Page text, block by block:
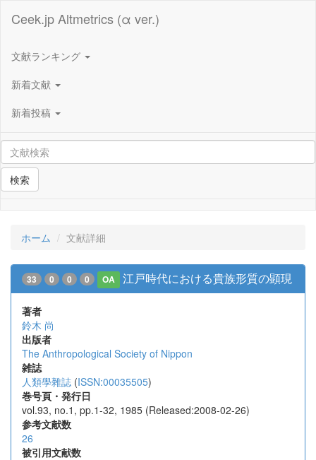
Ceek.jp Altmetrics (α ver.)
文献ランキング
新着文献
新着投稿
検索
ホーム 文献詳細
33 0 0 0 OA 江戸時代における貴族形質の顕現
著者
鈴木 尚
出版者
The Anthropological Society of Nippon
雑誌
人類學雜誌 (ISSN:00035505)
巻号頁・発行日
vol.93, no.1, pp.1-32, 1985 (Released:2008-02-26)
参考文献数
26
被引用文献数